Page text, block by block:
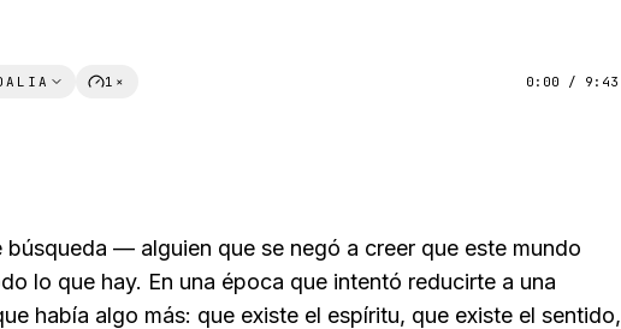
1× 0:00 / 9:43
búsqueda — alguien que se negó a creer que este mundo
lo que hay. En una época que intentó reducirte a una
había algo más: que existe el espíritu, que existe el sentido,